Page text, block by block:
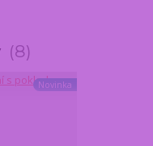
8
Novinka